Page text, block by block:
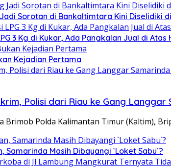
Sorotan di Bankaltimtara Kini Diselidiki
3 Kg di Kukar, Ada Pangkalan Jual di Atas
Kejadian Pertama
Polisi dari Riau ke Gang
Brimob Polda Kalimantan Timur (Kaltim),
Masih Dibayangi `Loket Sabu`?